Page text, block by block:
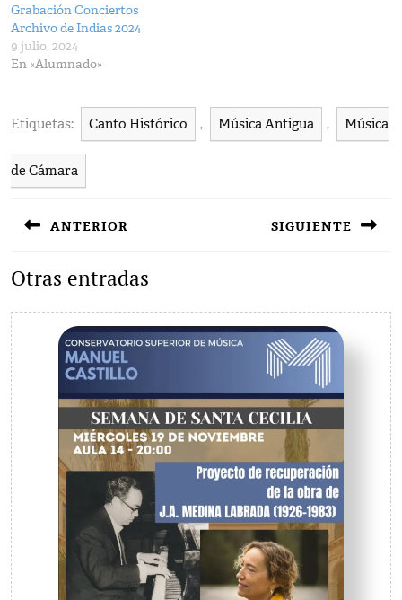
Grabación Conciertos
Archivo de Indias 2024
9 julio, 2024
En «Alumnado»
Etiquetas: Canto Histórico , Música Antigua , Música
de Cámara
de
ANTERIOR
anterior:
SIGUIENTE
Otras entradas